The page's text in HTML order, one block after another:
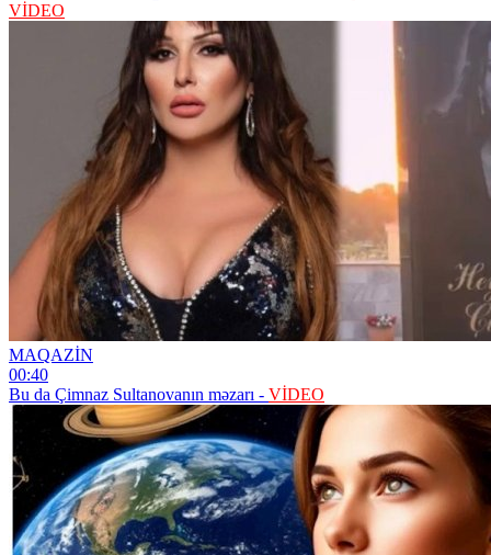
VİDEO
MAQAZİN
00:40
Bu da Çimnaz Sultanovanın məzarı - VİDEO